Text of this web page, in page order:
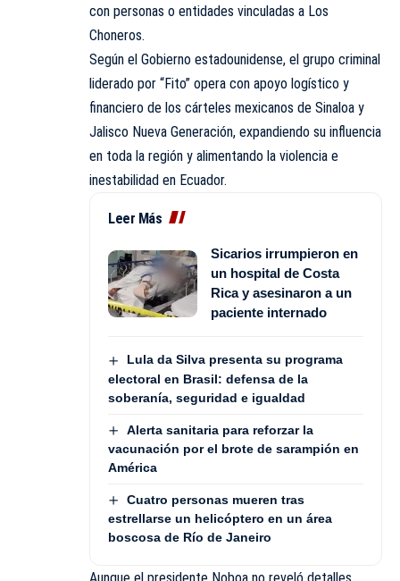
con personas o entidades vinculadas a Los
Choneros.
Según el Gobierno estadounidense, el grupo criminal
liderado por “Fito” opera con apoyo logístico y
financiero de los cárteles mexicanos de Sinaloa y
Jalisco Nueva Generación, expandiendo su influencia
en toda la región y alimentando la violencia e
inestabilidad en Ecuador.
Leer Más
Sicarios irrumpieron en
un hospital de Costa
Rica y asesinaron a un
paciente internado
Lula da Silva presenta su programa
electoral en Brasil: defensa de la
soberanía, seguridad e igualdad
Alerta sanitaria para reforzar la
vacunación por el brote de sarampión en
América
Cuatro personas mueren tras
estrellarse un helicóptero en un área
boscosa de Río de Janeiro